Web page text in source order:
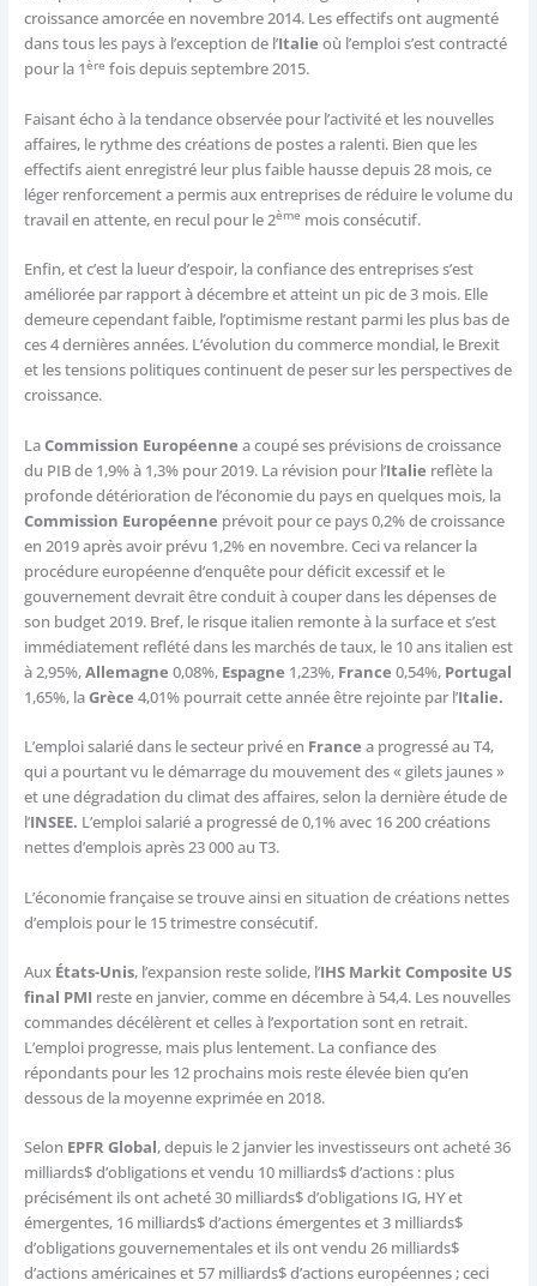
croissance amorcée en novembre 2014. Les effectifs ont augmenté
dans tous les pays à l’exception de l’Italie où l’emploi s’est contracté
pour la 1ère fois depuis septembre 2015.
Faisant écho à la tendance observée pour l’activité et les nouvelles
affaires, le rythme des créations de postes a ralenti. Bien que les
effectifs aient enregistré leur plus faible hausse depuis 28 mois, ce
léger renforcement a permis aux entreprises de réduire le volume du
travail en attente, en recul pour le 2ème mois consécutif.
Enfin, et c’est la lueur d’espoir, la confiance des entreprises s’est
améliorée par rapport à décembre et atteint un pic de 3 mois. Elle
demeure cependant faible, l’optimisme restant parmi les plus bas de
ces 4 dernières années. L’évolution du commerce mondial, le Brexit
et les tensions politiques continuent de peser sur les perspectives de
croissance.
LaCommission Européenne a coupé ses prévisions de croissance
du PIB de 1,9% à 1,3% pour 2019. La révision pour l’Italie reflète la
profonde détérioration de l’économie du pays en quelques mois, la
Commission Européenne prévoit pour ce pays 0,2% de croissance
en 2019 après avoir prévu 1,2% en novembre. Ceci va relancer la
procédure européenne d’enquête pour déficit excessif et le
gouvernement devrait être conduit à couper dans les dépenses de
son budget 2019. Bref, le risque italien remonte à la surface et s’est
immédiatement reflété dans les marchés de taux, le 10 ans italien est
à 2,95%,Allemagne 0,08%, Espagne 1,23%, France 0,54%, Portugal
1,65%, laGrèce 4,01% pourrait cette année être rejointe par l’Italie.
L’emploi salarié dans le secteur privé en France a progressé au T4,
qui a pourtant vu le démarrage du mouvement des « gilets jaunes »
et une dégradation du climat des affaires, selon la dernière étude de
l’INSEE. L’emploi salarié a progressé de 0,1% avec 16 200 créations
nettes d’emplois après 23 000 au T3.
L’économie française se trouve ainsi en situation de créations nettes
d’emplois pour le 15 trimestre consécutif.
Aux États-Unis, l’expansion reste solide, l’IHS Markit Composite US
final PMI reste en janvier, comme en décembre à 54,4. Les nouvelles
commandes décélèrent et celles à l’exportation sont en retrait.
L’emploi progresse, mais plus lentement. La confiance des
répondants pour les 12 prochains mois reste élevée bien qu’en
dessous de la moyenne exprimée en 2018.
Selon EPFR Global, depuis le 2 janvier les investisseurs ont acheté 36
milliards$ d’obligations et vendu 10 milliards$ d’actions : plus
précisément ils ont acheté 30 milliards$ d’obligations IG, HY et
émergentes, 16 milliards$ d’actions émergentes et 3 milliards$
d’obligations gouvernementales et ils ont vendu 26 milliards$
d’actions américaines et 57 milliards$ d’actions européennes ; ceci